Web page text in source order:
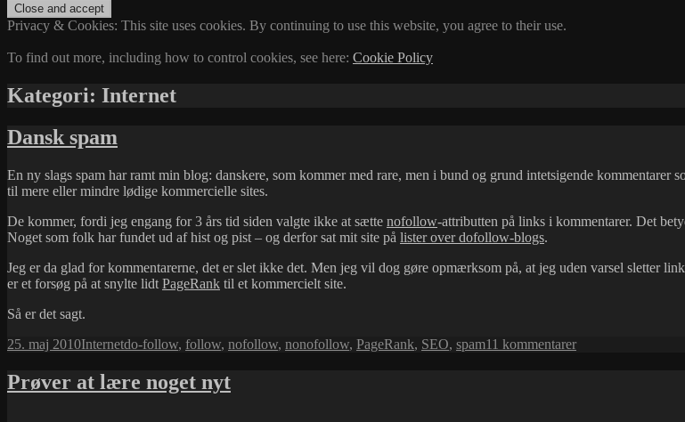
Privacy & Cookies: This site uses cookies. By continuing to use this website, you agree to their use.
To find out more, including how to control cookies, see here: Cookie Policy
Kategori: Internet
Dansk spam
En ny slags spam har ramt min blog: danskere, som kommer med rare, men i bund og grund intetsigende
til mere eller mindre lødige kommercielle sites.
De kommer, fordi jeg engang for 3 års tid siden valgte ikke at sætte nofollow-attributten på links i kommentarer. Det
Noget som folk har fundet ud af hist og pist – og derfor sat mit site på lister over dofollow-blogs.
Jeg er da glad for kommentarerne, det er slet ikke det. Men jeg vil dog gøre opmærksom på, at jeg uden varsel sletter
er et forsøg på at snylte lidt PageRank til et kommercielt site.
Så er det sagt.
Udgivet
25. maj 2010Kategorier
InternetTags
do-follow, follow, nofollow, nonofollow, PageRank, SEO, spam11 kommentarertil
Prøver at lære noget nyt